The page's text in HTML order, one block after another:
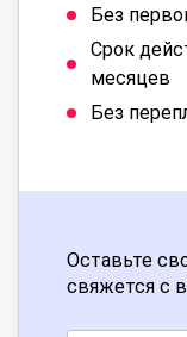
Без
Срок
месяцев
Без
Оставьте
свяжется с